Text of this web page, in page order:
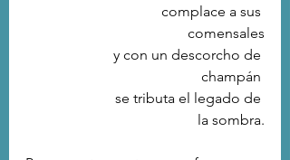
comensales
champán
la sombra.